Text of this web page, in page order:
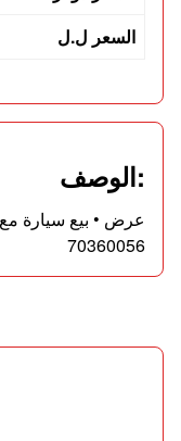
السعر ل.ل
:الوصف
عرض • بيع سيارة مع
70360056